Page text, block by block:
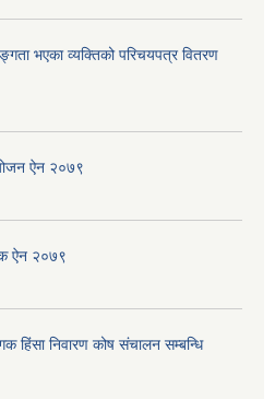
भएका व्यक्तिको परिचयपत्र वितरण
ऐन २०७९
ऐन २०७९
हिंसा निवारण कोष संचालन सम्बन्धि